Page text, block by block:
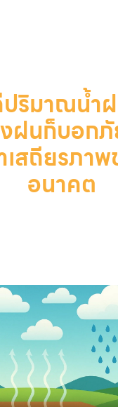
ปริมาณน้ำ
ฝนก็บอกภั
เสถียรภา
อนาคต